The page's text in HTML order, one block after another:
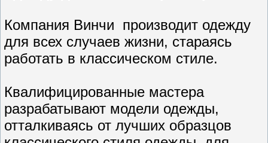
Компания Винчи производит одежду
для всех случаев жизни, стараясь
работать в классическом стиле.
Квалифицированные мастера
разрабатывают модели одежды,
отталкиваясь от лучших образцов